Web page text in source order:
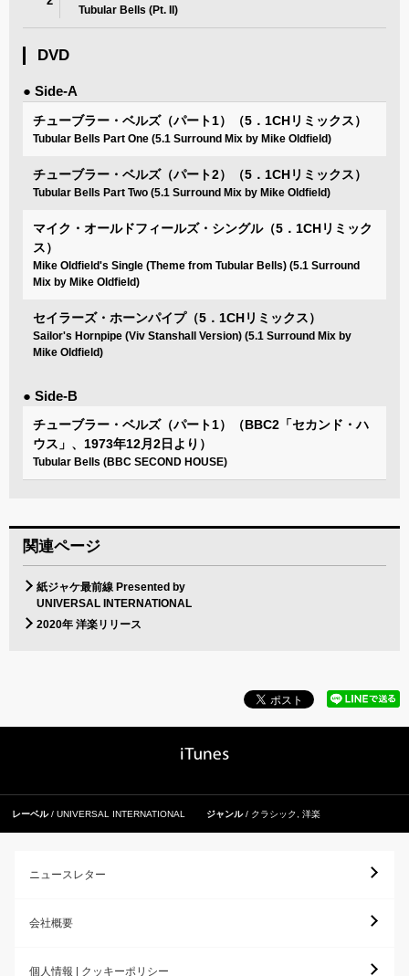
Tubular Bells (Pt. II)
DVD
● Side-A
チューブラー・ベルズ（パート1）（5．1CHリミックス）
Tubular Bells Part One (5.1 Surround Mix by Mike Oldfield)
チューブラー・ベルズ（パート2）（5．1CHリミックス）
Tubular Bells Part Two (5.1 Surround Mix by Mike Oldfield)
マイク・オールドフィールズ・シングル（5．1CHリミック
ス）
Mike Oldfield's Single (Theme from Tubular Bells) (5.1 Surround
Mix by Mike Oldfield)
セイラーズ・ホーンパイプ（5．1CHリミックス）
Sailor's Hornpipe (Viv Stanshall Version) (5.1 Surround Mix by
Mike Oldfield)
● Side-B
チューブラー・ベルズ（パート1）（BBC2「セカンド・ハ
ウス」、1973年12月2日より）
Tubular Bells (BBC SECOND HOUSE)
関連ページ
紙ジャケ最前線 Presented by
UNIVERSAL INTERNATIONAL
2020年 洋楽リリース
レーベル UNIVERSAL INTERNATIONAL ジャンル クラシック 洋楽
ニュースレター
会社概要
個人情報 | クッキーポリシー